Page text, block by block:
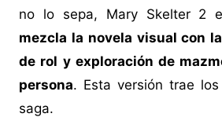
no lo sepa, Mary Skelter 2
mezcla la novela visual con
de rol y exploración de
persona. Esta versión trae
saga.